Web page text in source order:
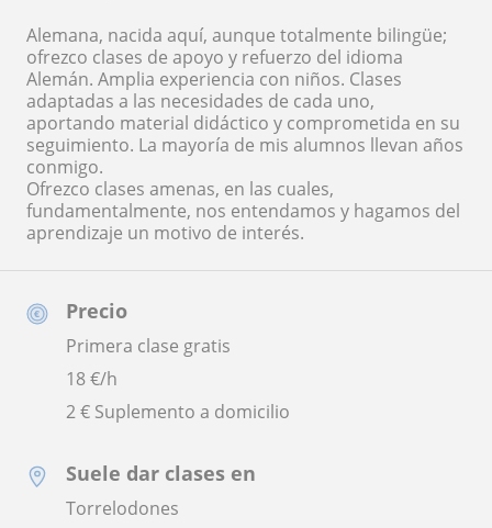
Precio
Primera clase gratis
18€/h
2 € Suplemento a domicilio
Suele dar clases en
Torrelodones
Alemana, nacida aquí, aunque totalmente bilingüe;
ofrezco clases de apoyo y refuerzo del idioma
Alemán. Amplia experiencia con niños. Clases
adaptadas a las necesidades de cada uno,
aportando material didáctico y comprometida en su
seguimiento. La mayoría de mis alumnos llevan años
conmigo.
Ofrezco clases amenas, en las cuales,
fundamentalmente, nos entendamos y hagamos del
aprendizaje un motivo de interés.